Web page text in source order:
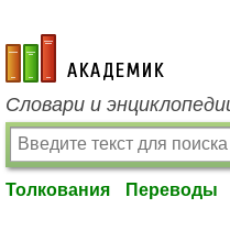
academic.ru
Словари и
Толкования Переводы